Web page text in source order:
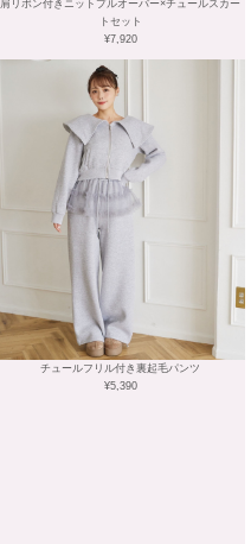
肩リボン付きニットプルオーバー×チュールスカー
トセット
¥7,920
チュールフリル付き裏起毛パンツ
¥5,390